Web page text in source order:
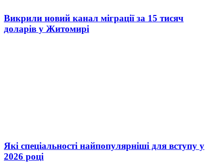
Викрили новий канал міграції за 15 тисяч
доларів у Житомирі
Які спеціальності найпопулярніші для вступу у
2026 році